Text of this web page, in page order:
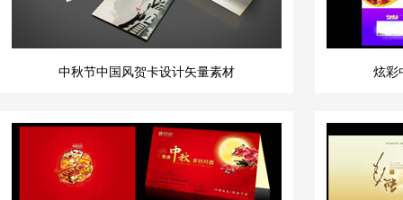
中秋节中国风贺卡设计矢量素材 炫彩